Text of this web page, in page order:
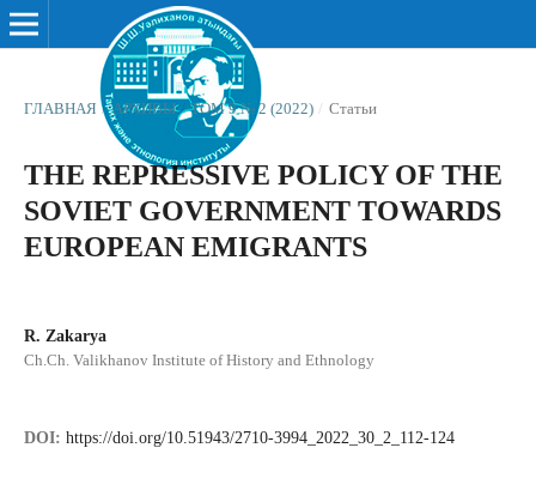
ГЛАВНАЯ / АРХИВЫ / ТОМ 9 № 2 (2022) / Статьи
THE REPRESSIVE POLICY OF THE
SOVIET GOVERNMENT TOWARDS
EUROPEAN EMIGRANTS
R. Zakarya
Ch.Ch. Valikhanov Institute of History and Ethnology
DOI: https://doi.org/10.51943/2710-3994_2022_30_2_112-124